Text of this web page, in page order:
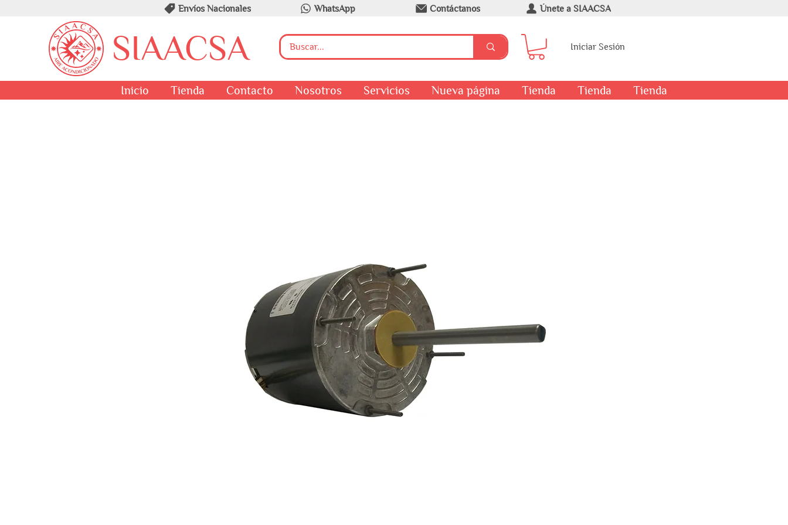
Envíos Nacionales WhatsApp Contáctanos Únete a SIAACSA
SIAACSA Iniciar Sesión
Inicio Tienda Contacto Nosotros Servicios Nueva página Tienda Tienda Tienda